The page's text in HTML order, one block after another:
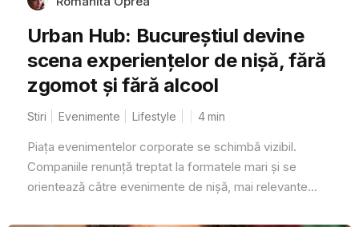
Urban Hub: Bucureștiul devine
scena experiențelor de nișă, fără
zgomot și fără alcool
Stiri Evenimente Lifestyle 4min
Piața evenimentelor corporate se schimbă vizibil.
Companiile renunță treptat la formatele mari și se
orientează către evenimente de nișă, mai relevante...